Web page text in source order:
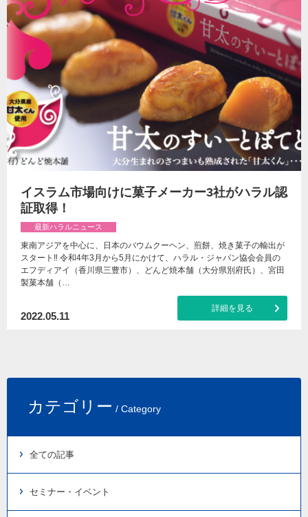
イスラム市場向けに菓子メーカー3社がハラル認
証取得！
最新ハラルニュース
東南アジアを中心に、日本のバウムクーヘン、煎餅、焼き菓子の輸出が
スタート‼ 令和4年3月から5月にかけて、ハラル・ジャパン協会会員の
エフディアイ（香川県三豊市）、どんど焼本舗（大分県別府氏）、宮田
製菓本舗（…
2022.05.11
詳細を見る
カテゴリー / Category
全ての記事
セミナー・イベント